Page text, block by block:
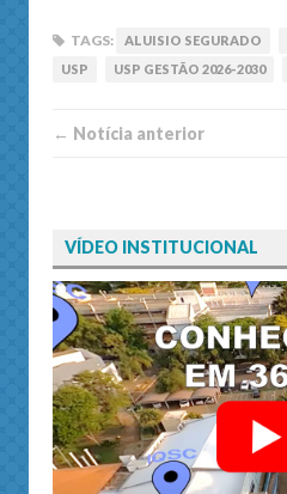
TAGS: ALUISIO SEGURADO
USP
USP GESTÃO 2026-2030
← Notí­cia anterior
VÍDEO INSTITUCIONAL